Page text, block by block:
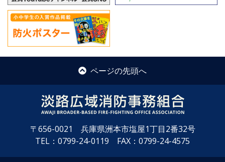
ページの先頭へ
〒656-0021 兵庫県洲本市塩屋1丁目2番32号
TEL：0799-24-0119 FAX：0799-24-4575